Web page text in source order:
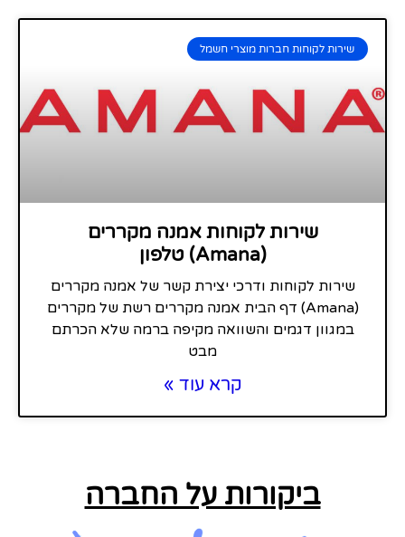
שירות לקוחות חברות מוצרי חשמל
שירות לקוחות אמנה מקררים
(Amana) טלפון
שירות לקוחות ודרכי יצירת קשר של אמנה מקררים
(Amana) דף הבית אמנה מקררים רשת של מקררים
במגוון דגמים והשוואה מקיפה ברמה שלא הכרתם
מבט
קרא עוד »
ביקורות על החברה